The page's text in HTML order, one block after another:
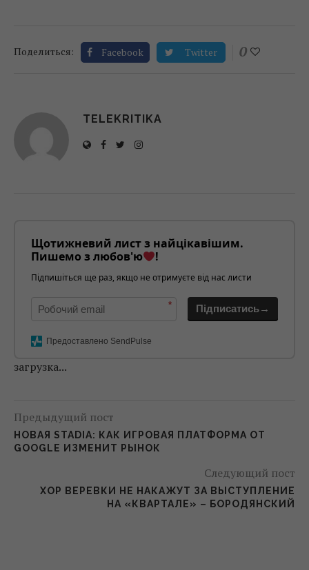
Поделиться: Facebook Twitter 0
TELEKRITIKA
Щотижневий лист з найцікавішим.
Пишемо з любов'ю
!
Підпишіться ще раз, якщо не отримуєте від нас листи
* Підписатись→
Предоставлено SendPulse
загрузка...
Предыдущий пост
НОВАЯ STADIA: КАК ИГРОВАЯ ПЛАТФОРМА ОТ
GOOGLE ИЗМЕНИТ РЫНОК
Следующий пост
ХОР ВЕРЕВКИ НЕ НАКАЖУТ ЗА ВЫСТУПЛЕНИЕ
НА «КВАРТАЛЕ» – БОРОДЯНСКИЙ